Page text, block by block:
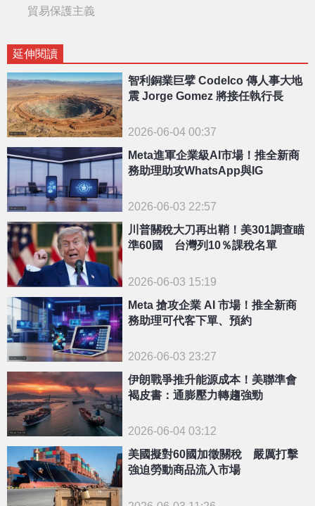
貿易保護主義
延伸閱讀
智利銅業巨擘 Codelco 傳人事大地
震 Jorge Gomez 將接任執行長
2026-06-04 00:37
Meta進軍企業級AI市場！推全新商
務助理助攻WhatsApp與IG
2026-06-03 22:57
川普關稅大刀再出鞘！美301調查瞄
準60國 台灣列10％課稅名單
2026-06-03 15:19
Meta 搶攻企業 AI 市場！推全新商
務助理可代客下單、預約
2026-06-03 23:27
伊朗戰爭推升能源成本！美聯準會
褐皮書：通膨壓力轉趨強勁
2026-06-04 03:12
美國擬對60國加徵關稅 嚴厲打擊
強迫勞動商品流入市場